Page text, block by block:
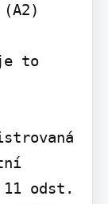
to
odst.